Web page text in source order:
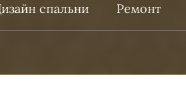
спальни Ремонт